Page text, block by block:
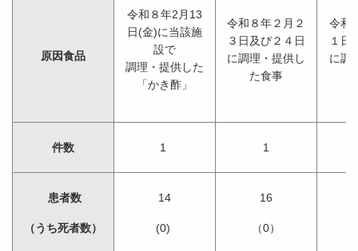
原因食品
令和８年2月13
日(金)に当該施
設で
調理・提供した
「かき酢」
令和８年２月２
３日及び２４日
に調理・提供し
た食事
令和
１日
に調
件数 1 1
患者数
（うち死者数）
14
(0)
16
（0）